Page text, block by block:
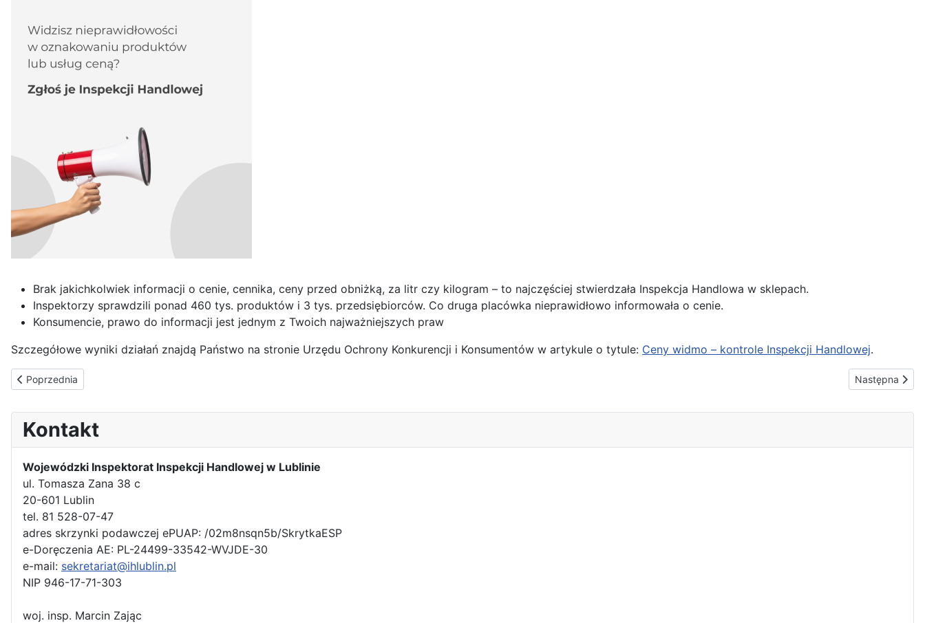
Brak jakichkolwiek informacji o cenie, cennika, ceny przed obniżką, za litr czy kilogram – to najczęściej stwierdzała Inspekcja Handlowa w sklepach.
Inspektorzy sprawdzili ponad 460 tys. produktów i 3 tys. przedsiębiorców. Co druga placówka nieprawidłowo informowała o cenie.
Konsumencie, prawo do informacji jest jednym z Twoich najważniejszych praw
Szczegółowe wyniki działań znajdą Państwo na stronie Urzędu Ochrony Konkurencji i Konsumentów w artykule o tytule: Ceny widmo – kontrole Inspekcji Handlowej.
Poprzednia strona: Między nami jest chemia kontrola Inspekcji Handlowej
Poprzednia Następna
Następna
Kontakt
Wojewódzki Inspektorat Inspekcji Handlowej w Lublinie
ul. Tomasza Zana 38 c
20-601 Lublin
tel. 81 528-07-47
adres skrzynki podawczej ePUAP: /02m8nsqn5b/SkrytkaESP
e-Doręczenia AE: PL-24499-33542-WVJDE-30
e-mail: sekretariat@ihlublin.pl
NIP 946-17-71-303
woj. insp. Marcin Zając